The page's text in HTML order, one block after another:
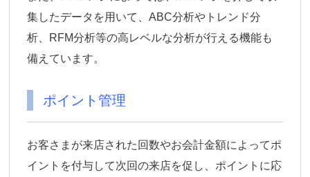
集したデータを用いて、ABC分析やトレンド分
析、RFM分析等の高レベルな分析が行える機能も
備えています。
ポイント管理
お客さまが来店された回数やお会計金額によってポ
イントを付与して次回の来店を促し、ポイントに応